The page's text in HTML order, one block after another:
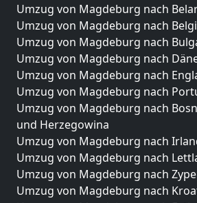
Umzug von Magdeburg nach
Umzug von Magdeburg nach
Umzug von Magdeburg nach
Umzug von Magdeburg nach
Umzug von Magdeburg nach
Umzug von Magdeburg nach
Umzug von Magdeburg nach
und Herzegowina
Umzug von Magdeburg nach
Umzug von Magdeburg nach
Umzug von Magdeburg nach
Umzug von Magdeburg nach